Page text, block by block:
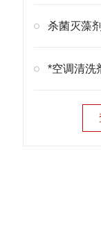
杀菌灭藻
*空调清洗